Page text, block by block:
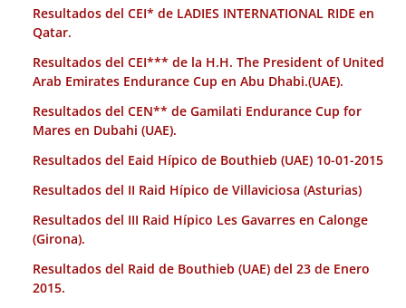
Resultados del CEI* de LADIES INTERNATIONAL RIDE en
Qatar.
Resultados del CEI*** de la H.H. The President of United
Arab Emirates Endurance Cup en Abu Dhabi.(UAE).
Resultados del CEN** de Gamilati Endurance Cup for
Mares en Dubahi (UAE).
Resultados del Eaid Hípico de Bouthieb (UAE) 10-01-2015
Resultados del II Raid Hípico de Villaviciosa (Asturias)
Resultados del III Raid Hípico Les Gavarres en Calonge
(Girona).
Resultados del Raid de Bouthieb (UAE) del 23 de Enero
2015.